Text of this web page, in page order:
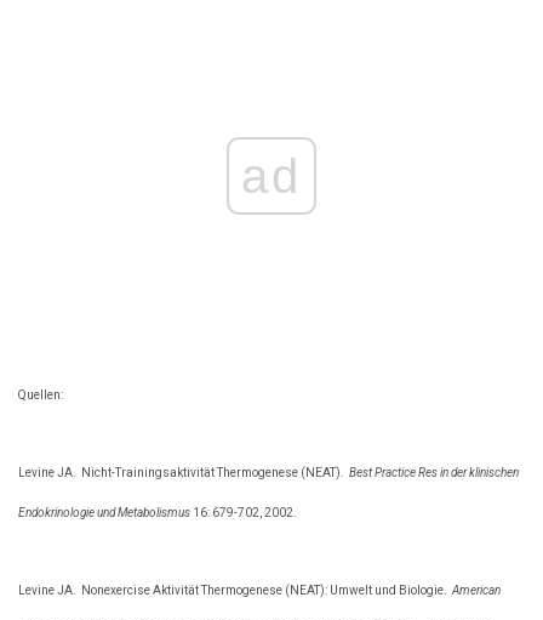
ad
Quellen:
Levine JA. Nicht-Trainingsaktivität Thermogenese (NEAT). Best Practice Res in der klinischen
Endokrinologie und Metabolismus 16: 679-702, 2002.
Levine JA. Nonexercise Aktivität Thermogenese (NEAT): Umwelt und Biologie. American